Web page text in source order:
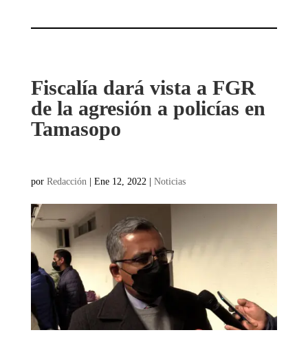
Fiscalía dará vista a FGR
de la agresión a policías en
Tamasopo
por Redacción | Ene 12, 2022 | Noticias